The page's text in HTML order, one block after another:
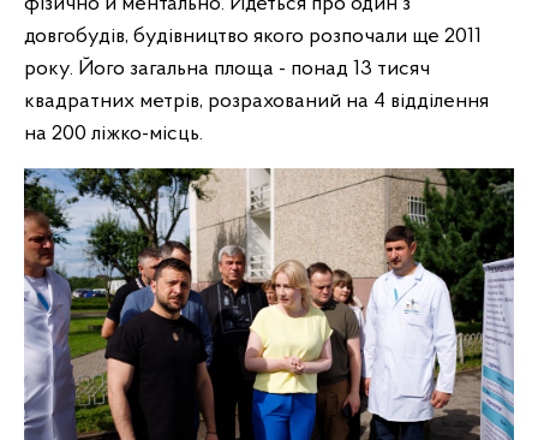
довгобудів, будівництво якого розпочали ще 2011
року. Його загальна площа - понад 13 тисяч
квадратних метрів, розрахований на 4 відділення
на 200 ліжко-місць.